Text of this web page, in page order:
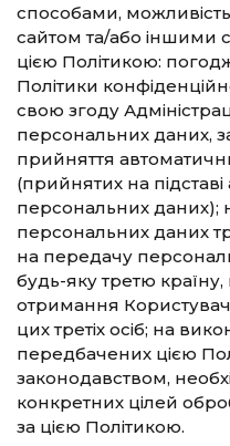
способами,
сайтом та/або іншими
цією Політикою:
Політики
свою згоду
персональних даних,
прийняття
(прийнятих на
персональних даних);
персональних даних
на передачу
будь-яку третю
отримання
цих третіх осіб; на
передбачених цією
законодавством,
конкретних цілей
за цією Політикою.